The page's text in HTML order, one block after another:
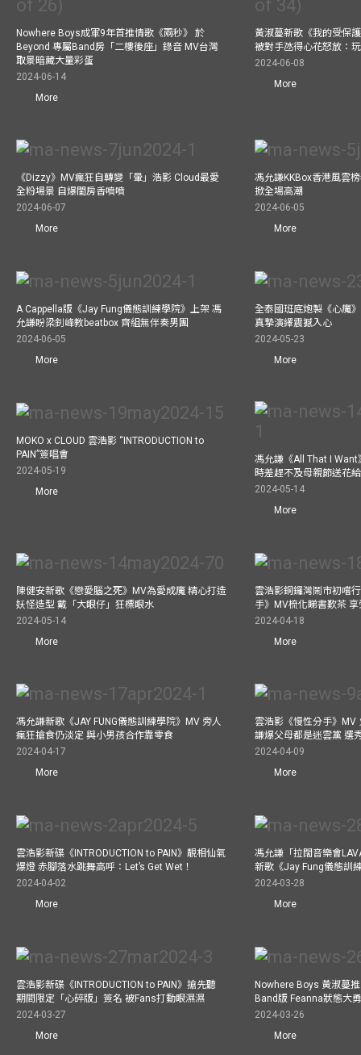
Nowhere Boys成軍9年首推情歌《兩秒》 於
Beyond 專屬Band房「二樓後座」錄音 MV台灣
取景暗藏大量彩蛋
2024-06-14
More
黃淑蔓新歌《我的受保
被對手氹得心花怒放：
2024-06-08
More
《Dizzy》MV瘋狂自轉變「暈」浩影 Cloud最愛
全粉場景 自爆閨房香噴噴
2024-06-07
More
馮允謙KKBox香港風雲
掀全場高潮
2024-06-05
More
A Cappella版《Jay Fung儀態訓練學院》上架 馮
允謙盼梁釗峰教beatbox 齊組無伴奏男團
2024-06-05
More
全泰國班底炮製《心魔
真摯演繹震撼入心
2024-05-23
More
MOKO x CLOUD 雲浩影 “INTRODUCTION to
PAIN”簽唱會
2024-05-19
More
馮允謙《All That I
時差趕不及母親節送花
2024-05-14
More
陳健安新歌《戀愛腦之死》MV為愛成魔 精心打造
妖怪造型 戴「大眼仔」狂標眼水
2024-05-14
More
雲浩影銅鑼灣鬧市初嚐
手》MV梳化睇書歎茶
2024-04-18
More
馮允謙新歌《JAY FUNG儀態訓練學院》MV 旁人
瘋狂搶食仍淡定 與小男孩合作靠零食
2024-04-17
More
雲浩影《慢性分手》MV
謙爆父母都是迷雲黨 選
2024-04-09
More
雲浩影新碟《INTRODUCTION to PAIN》靚相仙氣
爆燈 赤腳落水跳舞高呼：Let’s Get Wet！
2024-04-02
More
馮允謙「拉闊音樂會
新歌《Jay Fung儀態訓
2024-03-28
More
雲浩影新碟《INTRODUCTION to PAIN》搶先聽
期間限定「心碎版」簽名 被Fans打動眼濕濕
2024-03-27
More
Nowhere Boys 黃淑蔓
Band版 Feanna狀態大
2024-03-26
More